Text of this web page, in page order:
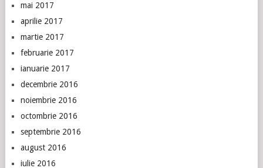
mai 2017
aprilie 2017
martie 2017
februarie 2017
ianuarie 2017
decembrie 2016
noiembrie 2016
octombrie 2016
septembrie 2016
august 2016
iulie 2016